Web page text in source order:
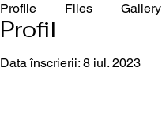
Profil
Data înscrierii: 8 iul. 2023
Profile Files Gallery